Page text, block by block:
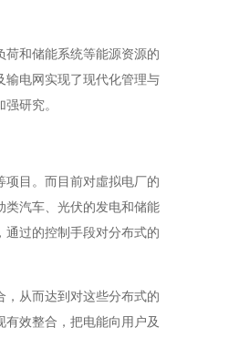
和储能系统等能源资源的
输电网实现了现代化管理与
研究。
项目。而目前对虛拟电厂的
类汽车、光伏的发电和储能
过的控制手段对分布式的
从而达到对这些分布式的
效整合，把电能向用户及